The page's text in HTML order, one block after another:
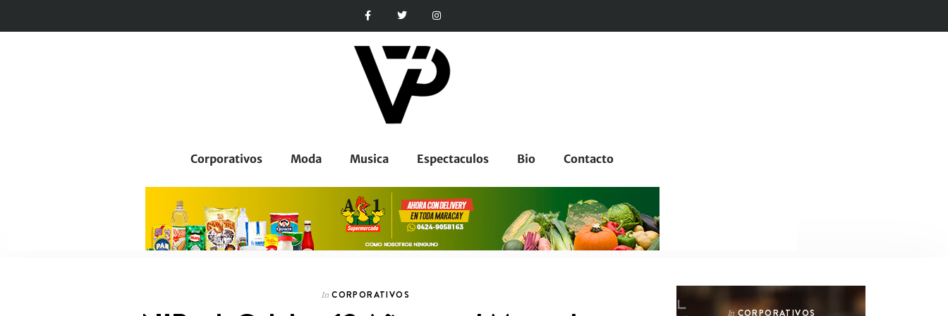
Corporativos Moda Musica Espectaculos Bio Contacto
In CORPORATIVOS
CORPORATIVOS In CORPORATIVOS